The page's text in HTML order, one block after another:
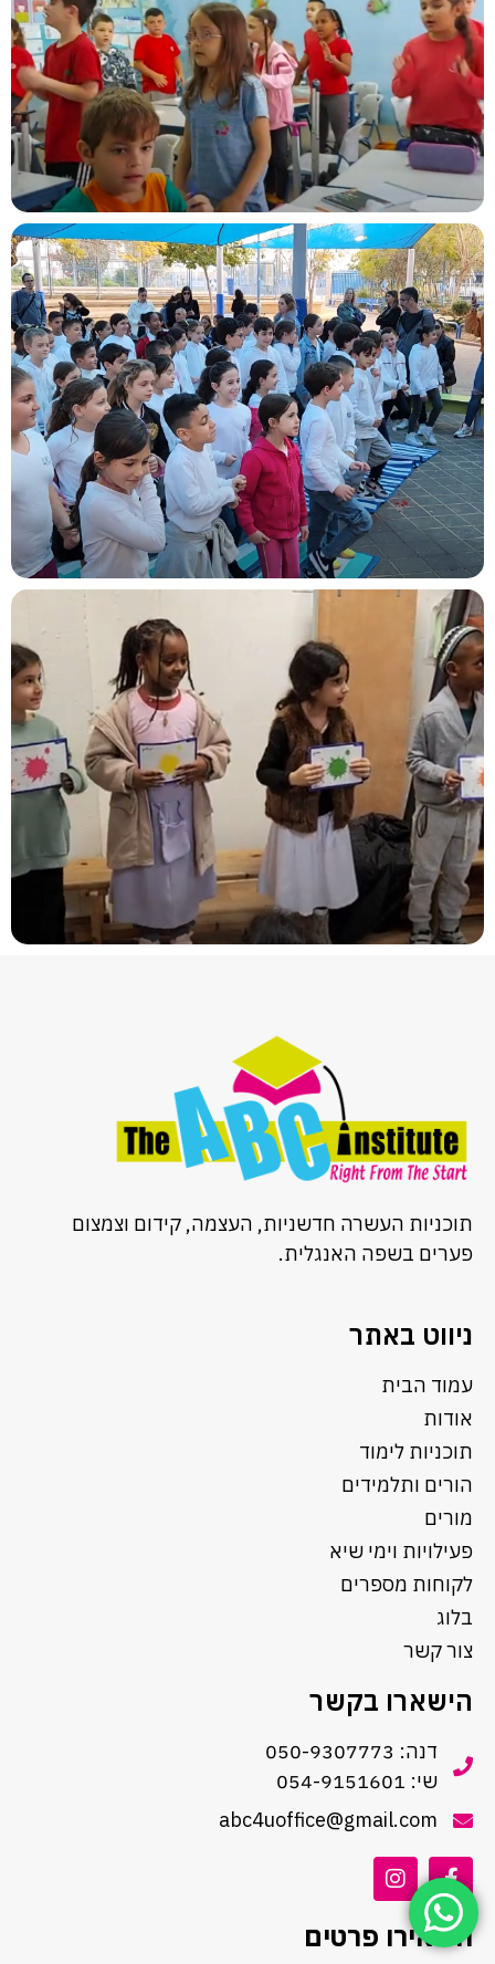
תוכניות העשרה חדשניות, העצמה, קידום וצמצום
פערים בשפה האנגלית.
ניווט באתר
עמוד הבית
אודות
תוכניות לימוד
הורים ותלמידים
מורים
פעילויות וימי שיא
לקוחות מספרים
בלוג
צור קשר
הישארו בקשר
דנה: 050-9307773
שי: 054-9151601
abc4uoffice@gmail.com
השאירו פרטים